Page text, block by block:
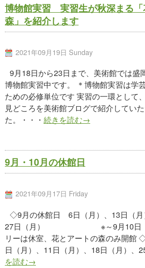
博物館実習 実習生が秋深まる「
森」を紹介します
2021年09月19日 Sunday
9月18日から23日まで、美術館では盛
博物館実習中です。 ＊博物館実習は学
ための必修単位です 実習の一環として
見どころを美術館ブログで紹介してい
た。・・・ 続きを読む→
9月・10月の休館日
2021年09月17日 Friday
◇9月の休館日 6日（月）、13日（月
27日（月） ※～9月10日（金
リーは休室、花とアートの森のみ開
日（月）、11日（月）、18日（月）、
を読む→